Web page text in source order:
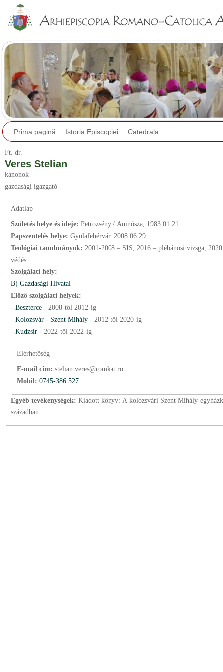
Prima pagină Istoria Episcopiei Catedrala
Ft. dr.
Veres Stelian
kanonok
gazdasági igazgató
Adatlap
Születés helye és ideje: Petrozsény / Aninósza, 1983.01.21
Papszentelés helye: Gyulafehérvár, 2008.06.29
Teológiai tanulmányok: 2001-2008 – SIS, 2016 – plébánosi vizsga, 2020 – doktori
védés
Szolgálati hely:
B) Gazdasági Hivatal
Előző szolgálati helyek:
- Beszterce - 2008-től 2012-ig
- Kolozsvár - Szent Mihály- 2012-től 2020-ig
- Kudzsir - 2022-től 2022-ig
Elérhetőség
E-mail cím: stelian.veres@romkat.ro
Mobil: 0745-386.527
Egyéb tevékenységek: Kiadott könyv: A kolozsvári Szent Mihály-
században